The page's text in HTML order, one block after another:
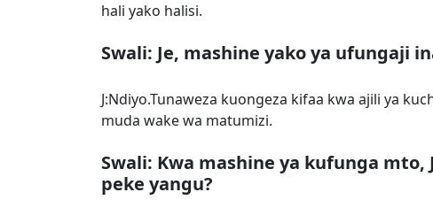
hali yako halisi.
Swali: Je, mashine yako ya ufungaji
J:Ndiyo.Tunaweza kuongeza kifaa kwa ajili ya
muda wake wa matumizi.
Swali: Kwa mashine ya kufunga
peke yangu?